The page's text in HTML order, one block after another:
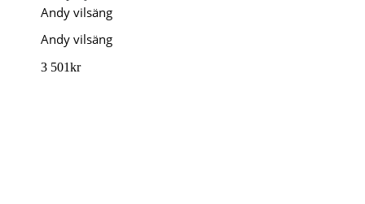
Andy vilsäng
Andy vilsäng
3 501kr